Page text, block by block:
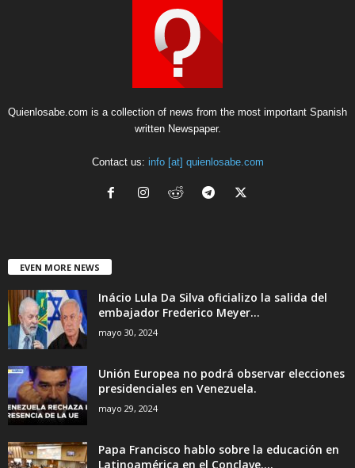
Quienlosabe.com is a collection of news from the most important Spanish
written Newspaper.
Contact us: info [at] quienlosabe.com
EVEN MORE NEWS
Inácio Lula Da Silva oficializo la salida del
embajador Frederico Meyer...
mayo 30, 2024
Unión Europea no podrá observar elecciones
presidenciales en Venezuela.
mayo 29, 2024
Papa Francisco hablo sobre la educación en
Latinoamérica en el Conclave....